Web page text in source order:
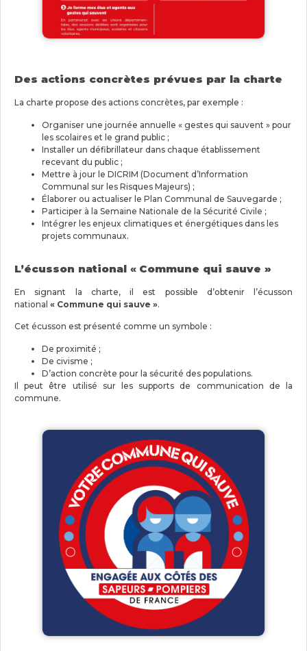
Des actions concrètes prévues par la charte
La charte propose des actions concrètes, par exemple :
Organiser une journée annuelle « gestes qui sauvent » pour
les scolaires et le grand public ;
Installer un défibrillateur dans chaque établissement
recevant du public ;
Mettre à jour le DICRIM (Document d’Information
Communal sur les Risques Majeurs) ;
Élaborer ou actualiser le Plan Communal de Sauvegarde ;
Participer à la Semaine Nationale de la Sécurité Civile ;
Intégrer les enjeux climatiques et énergétiques dans les
projets communaux.
L’écusson national « Commune qui sauve »
En signant la charte, il est possible d’obtenir l’écusson
national « Commune qui sauve ».
Cet écusson est présenté comme un symbole :
De proximité ;
De civisme ;
D’action concrète pour la sécurité des populations.
Il peut être utilisé sur les supports de communication de la
commune.